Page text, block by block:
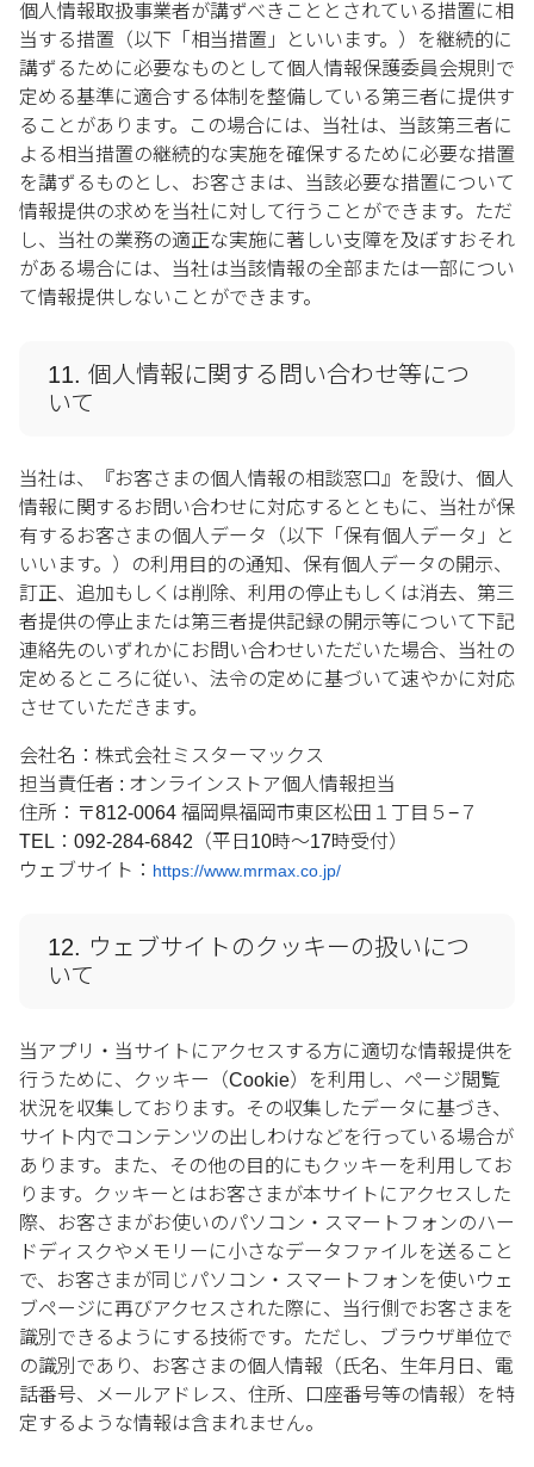
個人情報取扱事業者が講ずべきこととされている措置に相
当する措置（以下「相当措置」といいます。）を継続的に
講ずるために必要なものとして個人情報保護委員会規則で
定める基準に適合する体制を整備している第三者に提供す
ることがあります。この場合には、当社は、当該第三者に
よる相当措置の継続的な実施を確保するために必要な措置
を講ずるものとし、お客さまは、当該必要な措置について
情報提供の求めを当社に対して行うことができます。ただ
し、当社の業務の適正な実施に著しい支障を及ぼすおそれ
がある場合には、当社は当該情報の全部または一部につい
て情報提供しないことができます。
11. 個人情報に関する問い合わせ等につ
いて
当社は、『お客さまの個人情報の相談窓口』を設け、個人
情報に関するお問い合わせに対応するとともに、当社が保
有するお客さまの個人データ（以下「保有個人データ」と
いいます。）の利用目的の通知、保有個人データの開示、
訂正、追加もしくは削除、利用の停止もしくは消去、第三
者提供の停止または第三者提供記録の開示等について下記
連絡先のいずれかにお問い合わせいただいた場合、当社の
定めるところに従い、法令の定めに基づいて速やかに対応
させていただきます。
会社名：株式会社ミスターマックス
担当責任者 : オンラインストア個人情報担当
住所：〒812-0064 福岡県福岡市東区松田１丁目５−７
TEL：092-284-6842（平日10時～17時受付）
ウェブサイト： https://www.mrmax.co.jp/
12. ウェブサイトのクッキーの扱いにつ
いて
当アプリ・当サイトにアクセスする方に適切な情報提供を
行うために、クッキー（Cookie）を利用し、ページ閲覧
状況を収集しております。その収集したデータに基づき、
サイト内でコンテンツの出しわけなどを行っている場合が
あります。また、その他の目的にもクッキーを利用してお
ります。クッキーとはお客さまが本サイトにアクセスした
際、お客さまがお使いのパソコン・スマートフォンのハー
ドディスクやメモリーに小さなデータファイルを送ること
で、お客さまが同じパソコン・スマートフォンを使いウェ
ブページに再びアクセスされた際に、当行側でお客さまを
識別できるようにする技術です。ただし、ブラウザ単位で
の識別であり、お客さまの個人情報（氏名、生年月日、電
話番号、メールアドレス、住所、口座番号等の情報）を特
定するような情報は含まれません。